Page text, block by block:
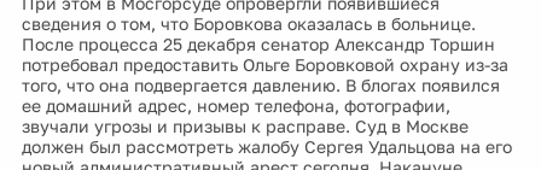
сведения о том, что Боровкова оказалась в больнице.
После процесса 25 декабря сенатор Александр Торшин
потребовал предоставить Ольге Боровковой охрану из-за
того, что она подвергается давлению. В блогах появился
ее домашний адрес, номер телефона, фотографии,
звучали угрозы и призывы к расправе. Суд в Москве
должен был рассмотреть жалобу Сергея Удальцова на его